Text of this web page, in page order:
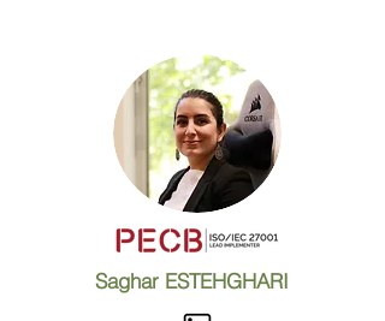
Saghar ESTEHGHARI